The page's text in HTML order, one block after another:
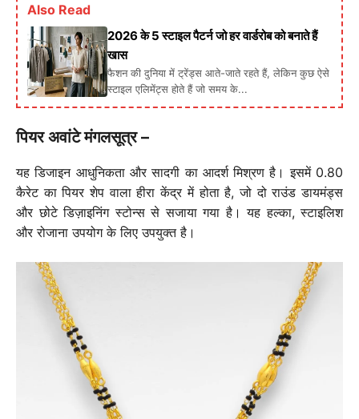
Also Read
2026 के 5 स्टाइल पैटर्न जो हर वार्डरोब को बनाते हैं
खास
फैशन की दुनिया में ट्रेंड्स आते-जाते रहते हैं, लेकिन कुछ ऐसे
स्टाइल एलिमेंट्स होते हैं जो समय के...
पियर अवांटे मंगलसूत्र –
यह डिजाइन आधुनिकता और सादगी का आदर्श मिश्रण है। इसमें 0.80
कैरेट का पियर शेप वाला हीरा केंद्र में होता है, जो दो राउंड डायमंड्स
और छोटे डिज़ाइनिंग स्टोन्स से सजाया गया है। यह हल्का, स्टाइलिश
और रोजाना उपयोग के लिए उपयुक्त है।